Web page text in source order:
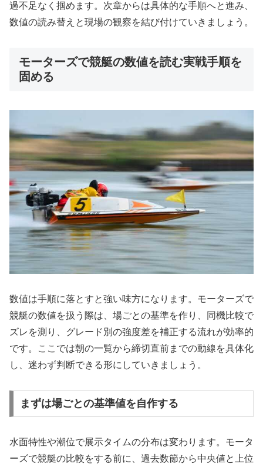
過不足なく掴めます。次章からは具体的な手順へと進み、
数値の読み替えと現場の観察を結び付けていきましょう。
モーターズで競艇の数値を読む実戦手順を
固める
数値は手順に落とすと強い味方になります。モーターズで
競艇の数値を扱う際は、場ごとの基準を作り、同機比較で
ズレを測り、グレード別の強度差を補正する流れが効率的
です。ここでは朝の一覧から締切直前までの動線を具体化
し、迷わず判断できる形にしていきましょう。
まずは場ごとの基準値を自作する
水面特性や潮位で展示タイムの分布は変わります。モータ
ーズで競艇の比較をする前に、過去数節から中央値と上位